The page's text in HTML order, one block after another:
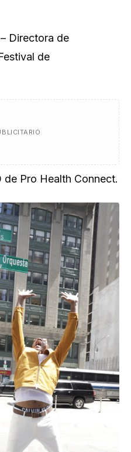
Directora de
de
de Pro Health Connect.